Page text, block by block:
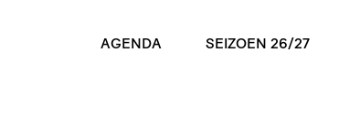
AGENDA SEIZOEN 26/27